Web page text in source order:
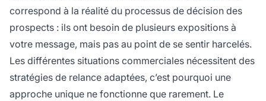
correspond à la réalité du processus de décision des
prospects : ils ont besoin de plusieurs expositions à
votre message, mais pas au point de se sentir harcelés.
Les différentes situations commerciales nécessitent des
stratégies de relance adaptées, c’est pourquoi une
approche unique ne fonctionne que rarement. Le